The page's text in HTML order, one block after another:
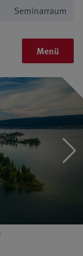
Seminarraum
Menü